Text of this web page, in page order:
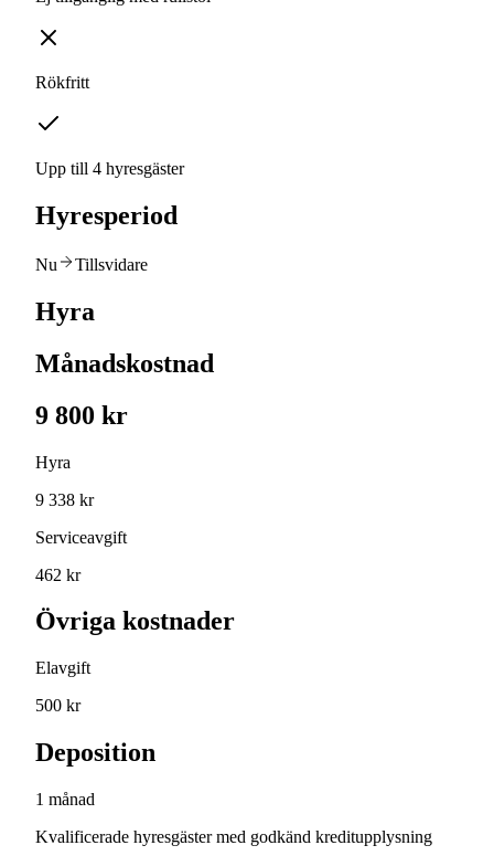
Rökfritt
Upp till 4 hyresgäster
Hyresperiod
Nu Tillsvidare
Hyra
Månadskostnad
9 800 kr
Hyra
9 338 kr
Serviceavgift
462 kr
Övriga kostnader
Elavgift
500 kr
Deposition
1 månad
Kvalificerade hyresgäster med godkänd kreditupplysning